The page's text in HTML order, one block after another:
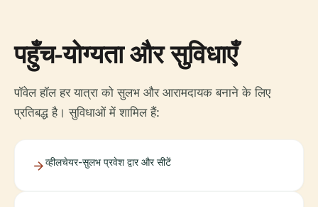
पहुँच-योग्यता और सुविधाएँ
पॉवेल हॉल हर यात्रा को सुलभ और आरामदायक बनाने के लिए
प्रतिबद्ध है। सुविधाओं में शामिल हैं:
व्हीलचेयर-सुलभ प्रवेश द्वार और सीटें